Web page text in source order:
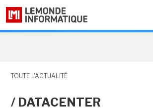
TOUTE L'ACTUALITÉ
/ DATACENTER